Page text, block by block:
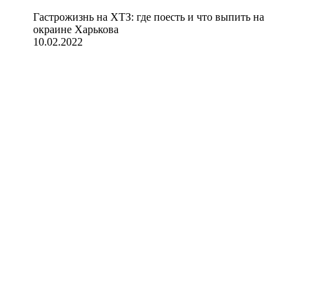
Гастрожизнь на ХТЗ: где поесть и что выпить на
окраине Харькова
10.02.2022